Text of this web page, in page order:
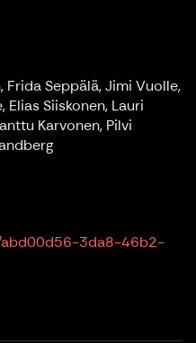
Frida Seppälä, Jimi Vuolle,
Siiskonen, Lauri
Karvonen, Pilvi
abd00d56-3da8-46b2-